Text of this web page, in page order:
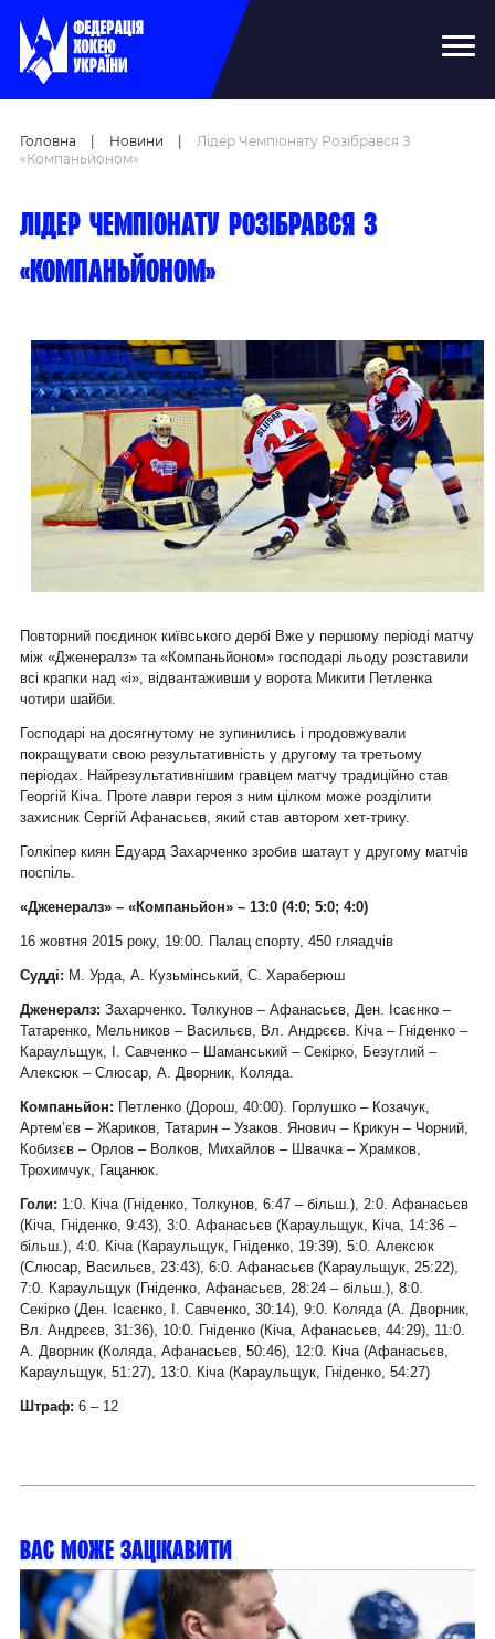
Головна Новини
Лідер Чемпіонату Розібрався З
«Компаньйоном»
Лідер чемпіонату розібрався з
«Компаньйоном»
Повторний поєдинок київського дербі Вже у першому періоді матчу
між «Дженералз» та «Компаньйоном» господарі льоду розставили
всі крапки над «і», відвантаживши у ворота Микити Петленка
чотири шайби.
Господарі на досягнутому не зупинились і продовжували
покращувати свою результативність у другому та третьому
періодах. Найрезультативнішим гравцем матчу традиційно став
Георгій Кіча. Проте лаври героя з ним цілком може розділити
захисник Сергій Афанасьєв, який став автором хет-трику.
Голкіпер киян Едуард Захарченко зробив шатаут у другому матчів
поспіль.
«Дженералз» – «Компаньйон» – 13:0 (4:0; 5:0; 4:0)
16 жовтня 2015 року, 19:00. Палац спорту, 450 гляадчів
Судді: М. Урда, А. Кузьмінський, С. Хараберюш
Дженералз: Захарченко. Толкунов – Афанасьєв, Ден. Ісаєнко –
Татаренко, Мельников – Васильєв, Вл. Андрєєв. Кіча – Гніденко –
Караульщук, І. Савченко – Шаманський – Секірко, Безуглий –
Алексюк – Слюсар, А. Дворник, Коляда.
Компаньйон: Петленко (Дорош, 40:00). Горлушко – Козачук,
Артем’єв – Жариков, Татарин – Узаков. Янович – Крикун – Чорний,
Кобизєв – Орлов – Волков, Михайлов – Швачка – Храмков,
Трохимчук, Гацанюк.
Голи: 1:0. Кіча (Гніденко, Толкунов, 6:47 – більш.), 2:0. Афанасьєв
(Кіча, Гніденко, 9:43), 3:0. Афанасьєв (Караульщук, Кіча, 14:36 –
більш.), 4:0. Кіча (Караульщук, Гніденко, 19:39), 5:0. Алексюк
(Слюсар, Васильєв, 23:43), 6:0. Афанасьєв (Караульщук, 25:22),
7:0. Караульщук (Гніденко, Афанасьєв, 28:24 – більш.), 8:0.
Секірко (Ден. Ісаєнко, І. Савченко, 30:14), 9:0. Коляда (А. Дворник,
Вл. Андрєєв, 31:36), 10:0. Гніденко (Кіча, Афанасьєв, 44:29), 11:0.
А. Дворник (Коляда, Афанасьєв, 50:46), 12:0. Кіча (Афанасьєв,
Караульщук, 51:27), 13:0. Кіча (Караульщук, Гніденко, 54:27)
Штраф: 6 – 12
Вас може зацікавити